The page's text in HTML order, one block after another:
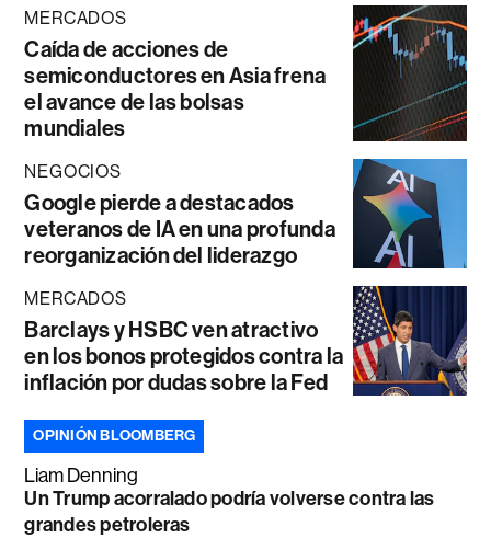
MERCADOS
Caída de acciones de
semiconductores en Asia frena
el avance de las bolsas
mundiales
NEGOCIOS
Google pierde a destacados
veteranos de IA en una profunda
reorganización del liderazgo
MERCADOS
Barclays y HSBC ven atractivo
en los bonos protegidos contra la
inflación por dudas sobre la Fed
OPINIÓN BLOOMBERG
Liam Denning
Un Trump acorralado podría volverse contra las
grandes petroleras